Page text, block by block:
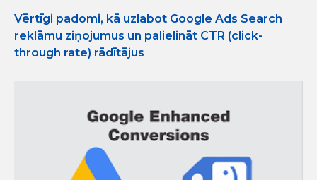
Vērtīgi padomi, kā uzlabot Google Ads Search
reklāmu ziņojumus un palielināt CTR (click-
through rate) rādītājus